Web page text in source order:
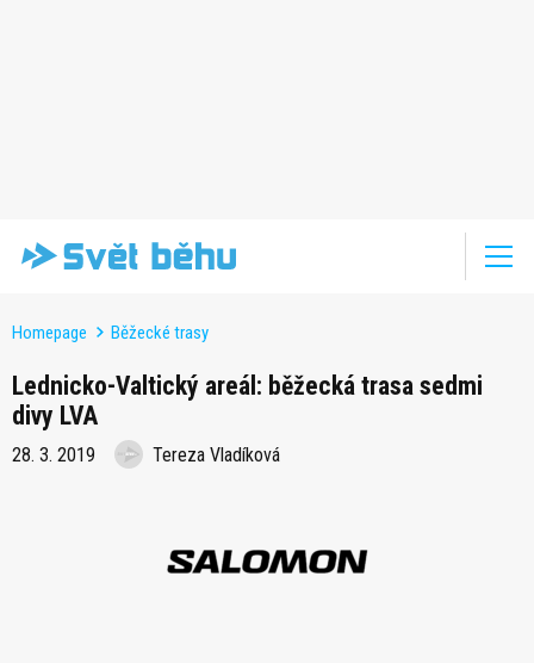
Homepage Běžecké trasy
Lednicko-Valtický areál: běžecká trasa sedmi
divy LVA
28. 3. 2019 Tereza Vladíková